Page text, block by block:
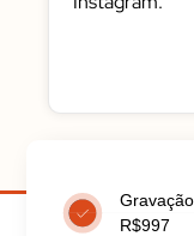
R$997